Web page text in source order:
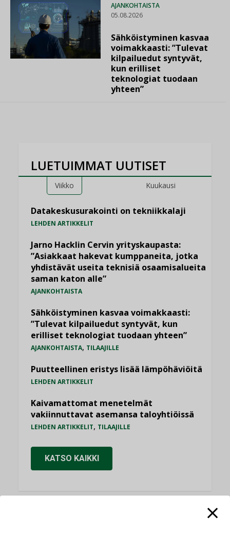
AJANKOHTAISTA
05.08.2026
Sähköistyminen kasvaa
voimakkaasti: ”Tulevat
kilpailuedut syntyvät,
kun erilliset
teknologiat tuodaan
yhteen”
LUETUIMMAT UUTISET
Viikko Kuukausi
Datakeskusurakointi on tekniikkalaji
LEHDEN ARTIKKELIT
Jarno Hacklin Cervin yrityskaupasta:
”Asiakkaat hakevat kumppaneita, jotka
yhdistävät useita teknisiä osaamisalueita
saman katon alle”
AJANKOHTAISTA
Sähköistyminen kasvaa voimakkaasti:
”Tulevat kilpailuedut syntyvät, kun
erilliset teknologiat tuodaan yhteen”
AJANKOHTAISTA, TILAAJILLE
Puutteellinen eristys lisää lämpöhäviöitä
LEHDEN ARTIKKELIT
Kaivamattomat menetelmät
vakiinnuttavat asemansa taloyhtiöissä
LEHDEN ARTIKKELIT, TILAAJILLE
KATSO KAIKKI